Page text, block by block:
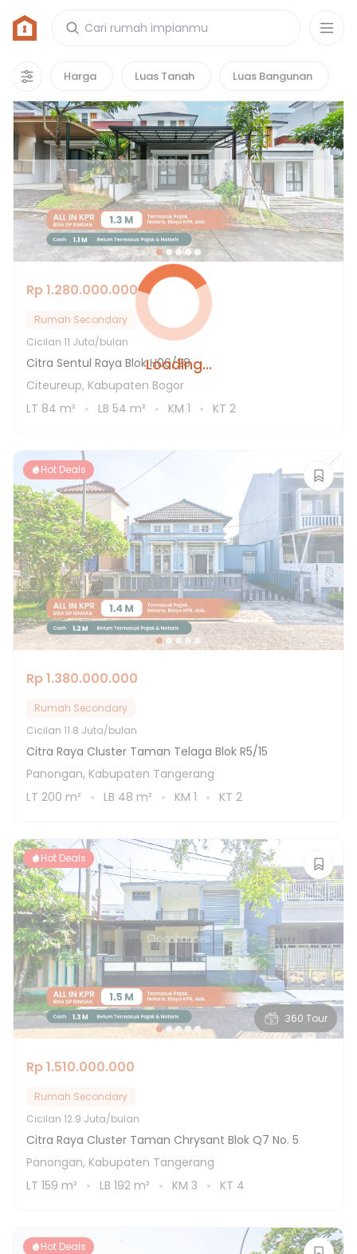
Harga Luas Tanah Luas Bangunan
Loading...
Rumah di Citra Raya Cikupa
94properti
Hot Deals
Rp 1.280.000.000
Rumah Secondary
Cicilan 11 Juta/bulan
Citra Sentul Raya Blok H06/28
Citeureup, Kabupaten Bogor
LT 84 m² LB 54 m² KM 1 KT 2
Hot Deals
Rp 1.380.000.000
Rumah Secondary
Cicilan 11.8 Juta/bulan
Citra Raya Cluster Taman Telaga Blok R5/15
Panongan, Kabupaten Tangerang
LT 200 m² LB 48 m² KM 1 KT 2
360 Tour
Hot Deals
Rp 1.510.000.000
Rumah Secondary
Cicilan 12.9 Juta/bulan
Citra Raya Cluster Taman Chrysant Blok Q7 No. 5
Panongan, Kabupaten Tangerang
LT 159 m² LB 192 m² KM 3 KT 4
Hot Deals